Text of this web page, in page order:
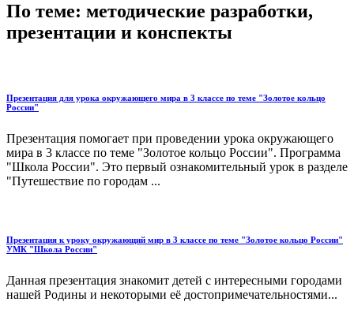
По теме: методические разработки,
презентации и конспекты
Презентация для урока окружающего мира в 3 классе по теме "Золотое кольцо
России"
Презентация помогает при проведении урока окружающего
мира в 3 классе по теме "Золотое кольцо России". Программа
"Школа России". Это первый ознакомительный урок в разделе
"Путешествие по городам ...
Презентация к уроку окружающий мир в 3 классе по теме "Золотое кольцо России"
УМК "Школа России"
Данная презентация знакомит детей с интересными городами
нашей Родины и некоторыми её достопримечательностями...